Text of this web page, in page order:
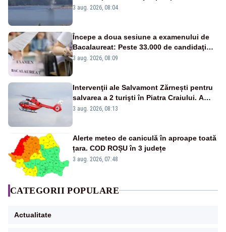
Cernavodă
3 aug. 2026, 08:04
Începe a doua sesiune a examenului de
Bacalaureat: Peste 33.000 de candidaţi
înscrişi
3 aug. 2026, 08:09
Intervenţii ale Salvamont Zărnești pentru
salvarea a 2 turişti în Piatra Craiului. A
fost solicitat elicopterul SMURD
3 aug. 2026, 08:13
Alerte meteo de caniculă în aproape toată
țara. COD ROȘU în 3 județe
3 aug. 2026, 07:48
CATEGORII POPULARE
Actualitate